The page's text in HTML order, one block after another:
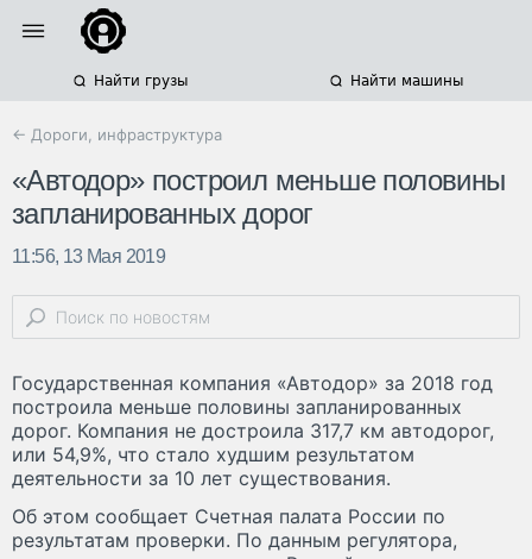
Найти грузы Найти машины
← Дороги, инфраструктура
«Автодор» построил меньше половины
запланированных дорог
11:56, 13 Мая 2019
Государственная компания «Автодор» за 2018 год
построила меньше половины запланированных
дорог. Компания не достроила 317,7 км автодорог,
или 54,9%, что стало худшим результатом
деятельности за 10 лет существования.
Об этом сообщает Счетная палата России по
результатам проверки. По данным регулятора,